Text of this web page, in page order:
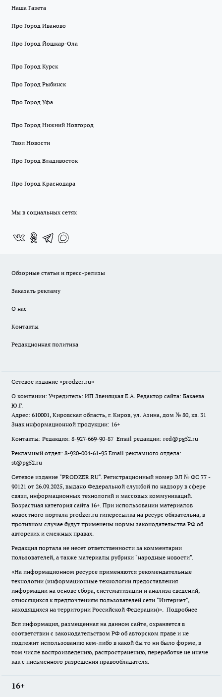
Наша Газета
Про Город Иваново
Про Город Йошкар-Ола
Про Город Курск
Про Город Рыбинск
Про Город Уфа
Про Город Нижний Новгород
Твои Новости
Про Город Владивосток
Про Город Краснодара
Мы в социальных сетях
Обзорные статьи и пресс-релизы
Заказать рекламу
О нас
Контакты
Редакционная политика
Сетевое издание «prodzer.ru»
О компании: Учредитель: ИП Звеняцкая Е.А. Редактор сайта: Бакаева
Ю.Г.
Адрес: 610001, Кировская область, г. Киров, ул. Азина, дом № 80, кв. 31
Знак информационной продукции: 16+
Контакты: Редакция: 8-927-669-90-87 Email редакции: red@pg52.ru
Рекламный отдел: 8-920-004-61-95 Email рекламного отдела:
st@pg52.ru
Сетевое издание "PRODZER.RU". Регистрационный номер ЭЛ № ФС 77 -
90121 от 26.09.2025, выдано Федеральной службой по надзору в сфере
связи, информационных технологий и массовых коммуникаций.
Возрастная категория сайта 16+. При использовании материалов
новостного портала prodzer.ru гиперссылка на ресурс обязательна, в
противном случае будут применены нормы законодательства РФ об
авторских и смежных правах.
Редакция портала не несет ответственности за комментарии
пользователей, а также материалы рубрики "народные новости".
«На информационном ресурсе применяются рекомендательные
технологии (информационные технологии предоставления
информации на основе сбора, систематизации и анализа сведений,
относящихся к предпочтениям пользователей сети "Интернет",
находящихся на территории Российской Федерации)». Подробнее
Вся информация, размещенная на данном сайте, охраняется в
соответствии с законодательством РФ об авторском праве и не
подлежит использованию кем-либо в какой бы то ни было форме, в
том числе воспроизведению, распространению, переработке не иначе
как с письменного разрешения правообладателя.
16+